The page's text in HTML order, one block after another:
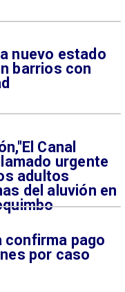
nuevo estado
barrios con
Canal
urgente
adultos
del aluvión en
confirma pago
por caso